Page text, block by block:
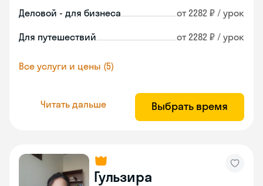
Деловой - для бизнеса от 2282 ₽ / урок
Для путешествий от 2282 ₽ / урок
Все услуги и цены (5)
Читать дальше Выбрать время
Гульзира